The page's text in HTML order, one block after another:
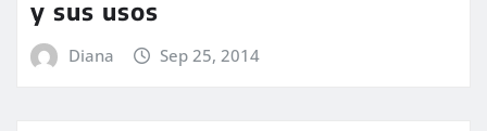
y sus usos
Diana Sep 25, 2014